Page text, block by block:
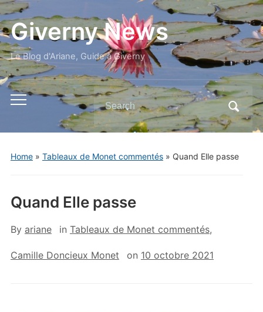
Giverny News
Le Blog d'Ariane, Guide à Giverny
Toggle
menu
Search
for:
Home» Tableaux de Monet commentés» Quand Elle passe
Quand Elle passe
By ariane in Tableaux de Monet commentés,
Camille Doncieux Monet on 10 octobre 2021